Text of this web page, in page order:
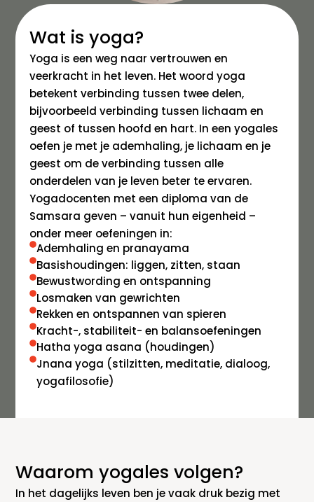
Wat is yoga?
Yoga is een weg naar vertrouwen en
veerkracht in het leven. Het woord yoga
betekent verbinding tussen twee delen,
bijvoorbeeld verbinding tussen lichaam en
geest of tussen hoofd en hart. In een yogales
oefen je met je ademhaling, je lichaam en je
geest om de verbinding tussen alle
onderdelen van je leven beter te ervaren.
Yogadocenten met een diploma van de
Samsara geven – vanuit hun eigenheid –
onder meer oefeningen in:
Ademhaling en pranayama
Basishoudingen: liggen, zitten, staan
Bewustwording en ontspanning
Losmaken van gewrichten
Rekken en ontspannen van spieren
Kracht-, stabiliteit- en balansoefeningen
Hatha yoga asana (houdingen)
Jnana yoga (stilzitten, meditatie, dialoog,
yogafilosofie)
Waarom yogales volgen?
In het dagelijks leven ben je vaak druk bezig met